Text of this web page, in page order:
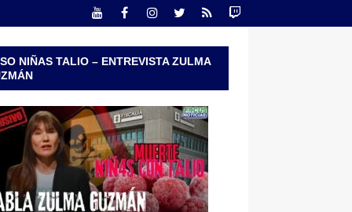
NIÑAS TALIO – ENTREVISTA ZULMA